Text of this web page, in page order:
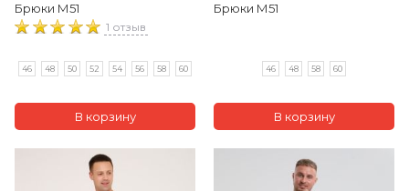
Брюки М51
1 отзыв
46 48 50 52 54 56 58 60
Брюки М51
46 48 58 60